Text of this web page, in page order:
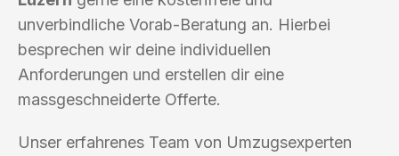
unverbindliche Vorab-Beratung an. Hierbei
besprechen wir deine individuellen
Anforderungen und erstellen dir eine
massgeschneiderte Offerte.
Unser erfahrenes Team von Umzugsexperten